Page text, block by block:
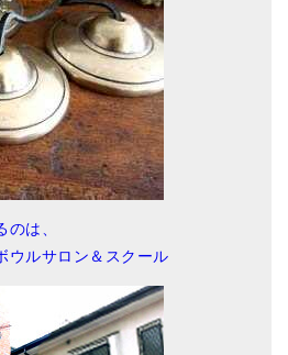
は、
ウルサロン＆スクール